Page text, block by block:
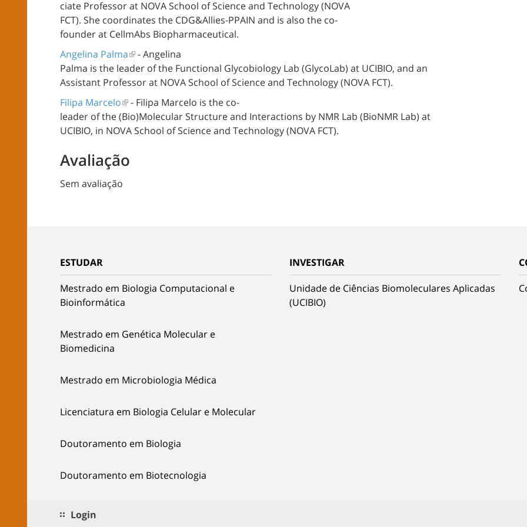
ciate Professorat NOVA School ofScienceand Technology (NOVA
FCT). She coordinates the CDG&Allies-PPAIN and is also the co-
founderat CellmAbs Biopharmaceutical.
Angelina Palma
-Angelina
Palma is the leader ofthe Functional Glycobiology Lab (GlycoLab) at UCIBIO, and an
Assistant Professorat NOVA School ofScienceand Technology (NOVA FCT).
Filipa Marcelo
- Filipa Marcelo is the co-
leader ofthe(Bio)Molecular Structureand Interactions by NMR Lab (BioNMR Lab) at
UCIBIO, in NOVA School ofScienceand Technology (NOVA FCT).
Avaliação
Sem avaliação
ESTUDAR
Mestrado em Biologia Computacional e
Bioinformática
Mestrado em Genética Molecular e
Biomedicina
Mestrado em Microbiologia Médica
Licenciatura em Biologia Celular e Molecular
Doutoramento em Biologia
Doutoramento em Biotecnologia
INVESTIGAR
Unidade de Ciências Biomoleculares Aplicadas
(UCIBIO)
Login